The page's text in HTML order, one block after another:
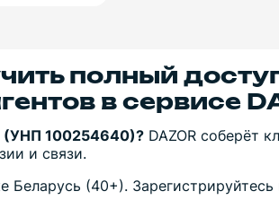
полный
в сервисе
(УНП 100254640)? DAZOR соберёт
и связи.
(40+). Зарегистрируйтесь